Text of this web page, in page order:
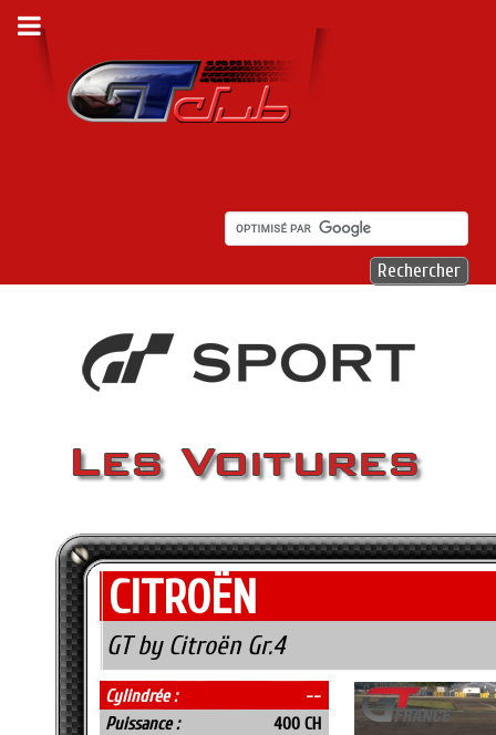
CITROËN
GT by Citroën Gr.4
Cylindrée :
--
Puissance :
400 CH